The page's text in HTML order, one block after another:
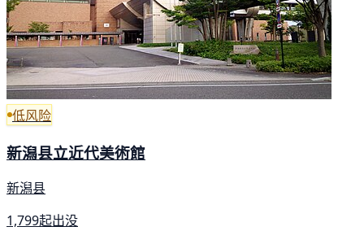
低风险
新潟县立近代美術館
新潟县
1,799起出没